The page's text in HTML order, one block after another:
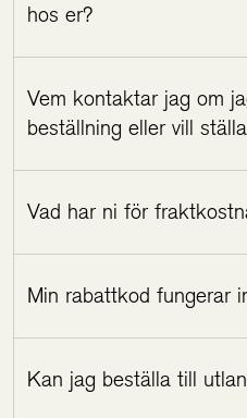
hos er?
Holistic säljer produkter
till privatpersoner i
målsmans
och inneha en giltig
Vem kontaktar jag om
beställning eller vill
Du är välkommen att
info@holistic.sevid
eller om våra produkter.
Vad har ni för
Fraktkostnaden anges
Min rabattkod fungerar
Om du inte får
kontakta oss på 0141-
Kan jag beställa till